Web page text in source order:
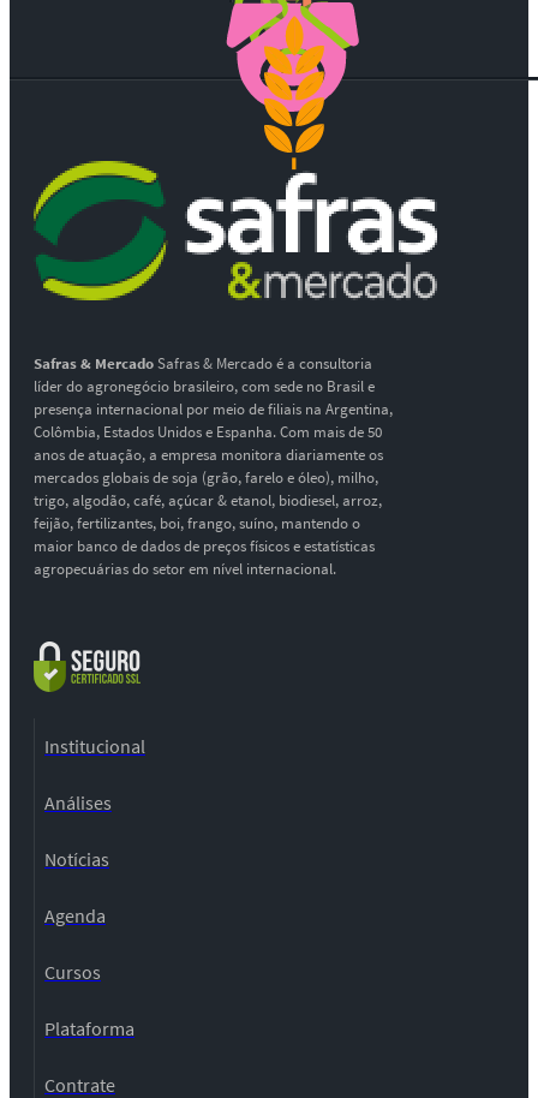
Safras & MercadoSafras & Mercado é a consultoria
líder do agronegócio brasileiro, com sede no Brasil e
presença internacional por meio de filiais na Argentina,
Colômbia, Estados Unidos e Espanha. Com mais de 50
anos de atuação, a empresa monitora diariamente os
mercados globais de soja (grão, farelo e óleo), milho,
trigo, algodão, café, açúcar & etanol, biodiesel, arroz,
feijão, fertilizantes, boi, frango, suíno, mantendo o
maior banco de dados de preços físicos e estatísticas
agropecuárias do setor em nível internacional.
Institucional
Análises
Notícias
Agenda
Cursos
Plataforma
Contrate